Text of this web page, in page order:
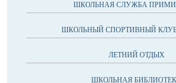
ШКОЛЬНАЯ СЛУЖБА
ШКОЛЬНЫЙ СПОРТИВНЫЙ
ЛЕТНИЙ ОТДЫХ
ШКОЛЬНАЯ